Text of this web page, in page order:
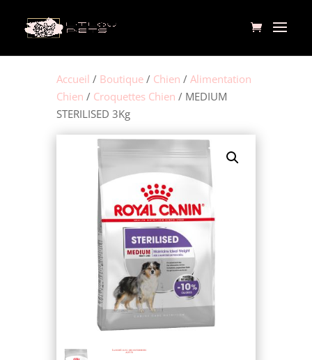
Accueil / Boutique/ Chien / Alimentation
Chien / Croquettes Chien / MEDIUM
STERILISED 3Kg